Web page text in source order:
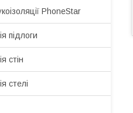
PhoneStar
підлоги
стін
стелі